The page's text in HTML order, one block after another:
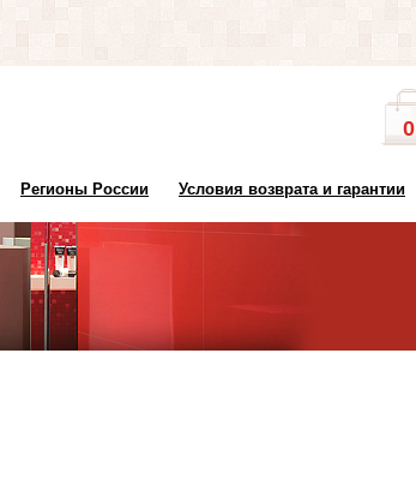
0
Регионы России Условия возврата и гарантии